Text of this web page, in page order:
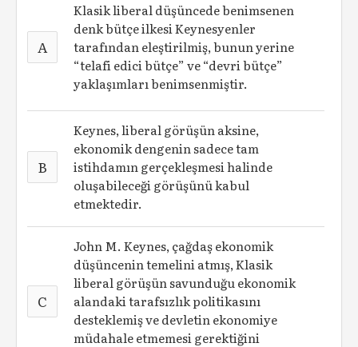
A
Klasik liberal düşüncede benimsenen
denk bütçe ilkesi Keynesyenler
tarafından eleştirilmiş, bunun yerine
“telafi edici bütçe” ve “devri bütçe”
yaklaşımları benimsenmiştir.
B
Keynes, liberal görüşün aksine,
ekonomik dengenin sadece tam
istihdamın gerçekleşmesi halinde
oluşabileceği görüşünü kabul
etmektedir.
C
John M. Keynes, çağdaş ekonomik
düşüncenin temelini atmış, Klasik
liberal görüşün savunduğu ekonomik
alandaki tarafsızlık politikasını
desteklemiş ve devletin ekonomiye
müdahale etmemesi gerektiğini